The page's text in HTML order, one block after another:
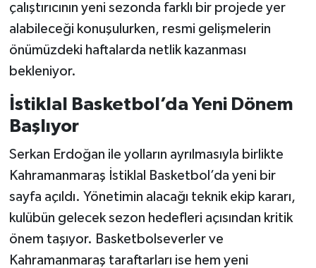
çalıştırıcının yeni sezonda farklı bir projede yer
alabileceği konuşulurken, resmi gelişmelerin
önümüzdeki haftalarda netlik kazanması
bekleniyor.
İstiklal Basketbol’da Yeni Dönem
Başlıyor
Serkan Erdoğan ile yolların ayrılmasıyla birlikte
Kahramanmaraş İstiklal Basketbol’da yeni bir
sayfa açıldı. Yönetimin alacağı teknik ekip kararı,
kulübün gelecek sezon hedefleri açısından kritik
önem taşıyor. Basketbolseverler ve
Kahramanmaraş taraftarları ise hem yeni